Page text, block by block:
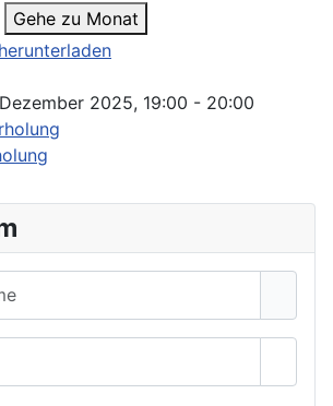
Gehe zu Monat
2025, 19:00 - 20:00